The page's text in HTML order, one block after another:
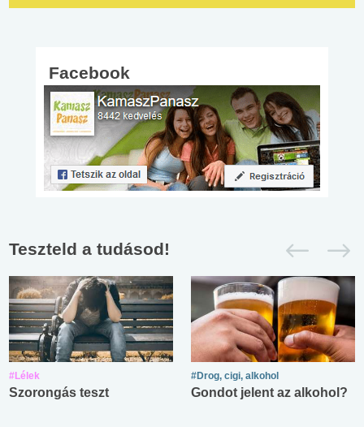
Facebook
Teszteld a tudásod!
#Lélek
Szorongás teszt
#Drog, cigi, alkohol
Gondot jelent az alkohol?